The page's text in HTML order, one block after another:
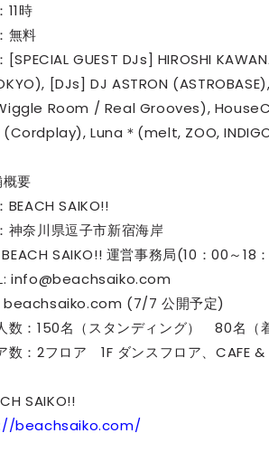
11時
無料
[SPECIAL GUEST DJs] HIROSHI
[DJs] DJ ASTRON
Room / Real Grooves),
(Cordplay), Luna＊(melt, ZOO,
要
BEACH SAIKO!!
神奈川県逗子市新宿海岸
BEACH SAIKO!! 運営事務局(10：00～18
info@beachsaiko.com
beachsaiko.com (7/7 公開予定)
数：150名（スタンディング） 80名（
数：2フロア 1F ダンスフロア、CAFE
SAIKO!!
beachsaiko.com/